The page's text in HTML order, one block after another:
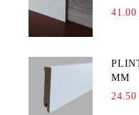
41.00
MM
24.50